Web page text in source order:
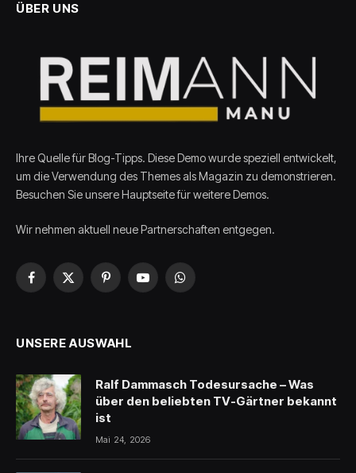
ÜBER UNS
Ihre Quelle für Blog-Tipps. Diese Demo wurde speziell entwickelt,
um die Verwendung des Themes als Magazin zu demonstrieren.
Besuchen Sie unsere Hauptseite für weitere Demos.
Wir nehmen aktuell neue Partnerschaften entgegen.
Facebook
X
PinterestYouTubeWhatsApp
UNSERE AUSWAHL
Ralf Dammasch Todesursache – Was
über den beliebten TV-Gärtner bekannt
ist
Mai 24, 2026